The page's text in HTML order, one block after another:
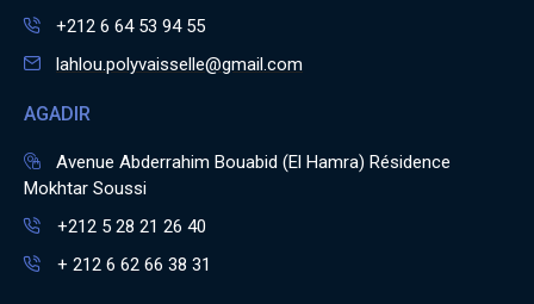
+212 6 64 53 94 55
lahlou.polyvaisselle@gmail.com
AGADIR
Avenue Abderrahim Bouabid (El Hamra) Résidence
Mokhtar Soussi
+212 5 28 21 26 40
+ 212 6 62 66 38 31